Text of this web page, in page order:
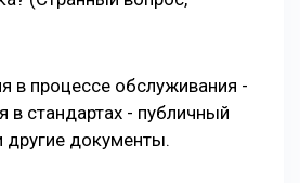
в процессе обслуживания -
в стандартах - публичный
другие документы.